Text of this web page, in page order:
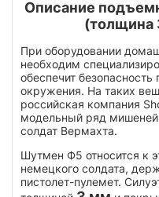
Описание
(толщина
При оборудовании
необходим
обеспечит безопасность
окружения. На таких
российская компания
модельный ряд
солдат Вермахта.
Шутмен Ф5 относится к
немецкого солдата,
пистолет-пулемет.